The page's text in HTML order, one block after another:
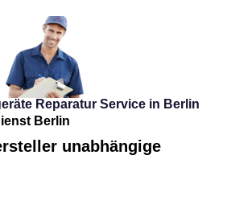
Reparatur Service in Berlin
Berlin
unabhängige